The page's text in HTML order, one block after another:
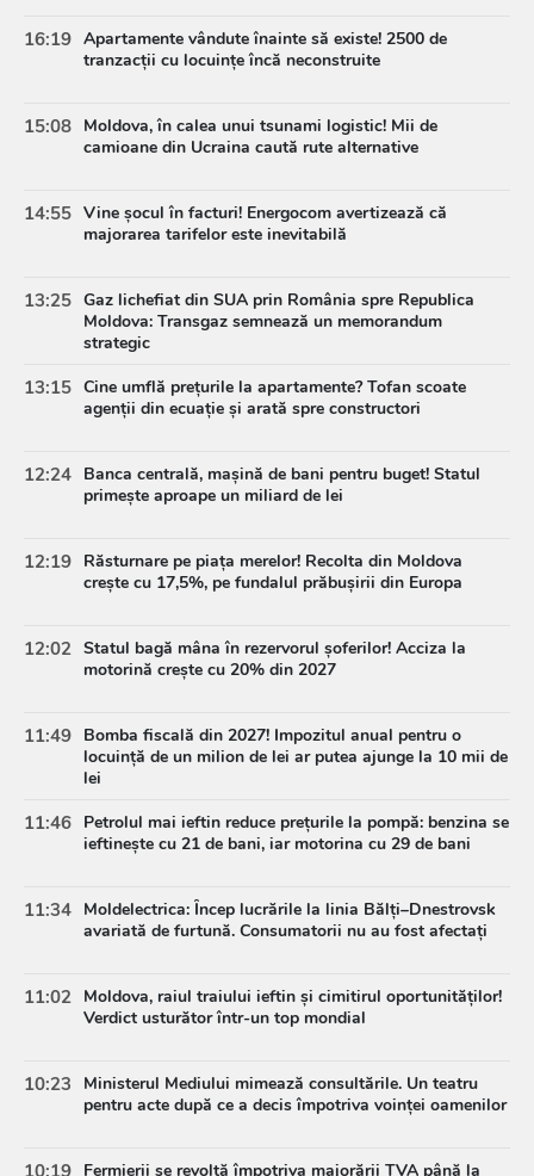
16:19 Apartamente vândute înainte să existe! 2500 de
tranzacții cu locuințe încă neconstruite
15:08 Moldova, în calea unui tsunami logistic! Mii de
camioane din Ucraina caută rute alternative
14:55 Vine șocul în facturi! Energocom avertizează că
majorarea tarifelor este inevitabilă
13:25 Gaz lichefiat din SUA prin România spre Republica
Moldova: Transgaz semnează un memorandum
strategic
13:15 Cine umflă prețurile la apartamente? Tofan scoate
agenții din ecuație și arată spre constructori
12:24 Banca centrală, mașină de bani pentru buget! Statul
primește aproape un miliard de lei
12:19 Răsturnare pe piața merelor! Recolta din Moldova
crește cu 17,5%, pe fundalul prăbușirii din Europa
12:02 Statul bagă mâna în rezervorul șoferilor! Acciza la
motorină crește cu 20% din 2027
11:49 Bomba fiscală din 2027! Impozitul anual pentru o
locuință de un milion de lei ar putea ajunge la 10 mii de
lei
11:46 Petrolul mai ieftin reduce prețurile la pompă: benzina se
ieftinește cu 21 de bani, iar motorina cu 29 de bani
11:34 Moldelectrica: Încep lucrările la linia Bălți–Dnestrovsk
avariată de furtună. Consumatorii nu au fost afectați
11:02 Moldova, raiul traiului ieftin și cimitirul oportunităților!
Verdict usturător într-un top mondial
10:23
Ministerul Mediului mimează consultările. Un teatru
pentru acte după ce a decis împotriva voinței oamenilor
Fermierii se revoltă împotriva majorării TVA până la